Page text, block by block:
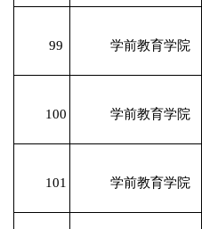
99 学前教育学院
100 学前教育学院
101 学前教育学院